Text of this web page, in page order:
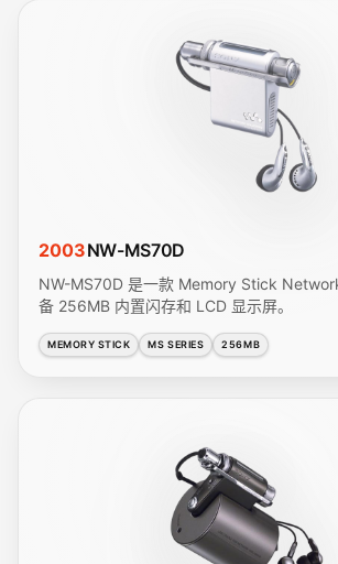
2003NW-MS70D
NW-MS70D 是一款 Memory Stick
备 256MB 内置闪存和 LCD 显示屏。
MEMORY STICK MS SERIES 256MB